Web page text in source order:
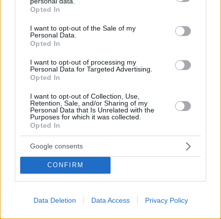
grant or deny consent to Google and its third-party tags to
use your data for below specified purposes in below Google
consent section.
Opted In
I want to opt-out of the Sale of my
Personal Data.
Opted In
I want to opt-out of processing my
Personal Data for Targeted Advertising.
Opted In
I want to opt-out of Collection, Use,
Retention, Sale, and/or Sharing of my
Personal Data that Is Unrelated with the
Purposes for which it was collected.
Opted In
Google consents
CONFIRM
Data Deletion Data Access Privacy Policy
Τα φρούτα που επιλέγουν 4 ενδοκρινολόγοι για
καλύτερο έλεγχο του σακχάρου – Το ένα μειώνει
το λίπος στην κοιλιά
06.08.2026, 08:01